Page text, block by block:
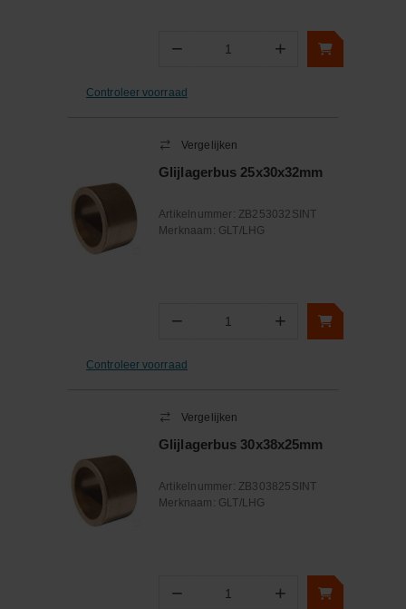
− Aantal +
Controleer voorraad
Vergelijken
Glijlagerbus 25x30x32mm
Artikelnummer: ZB253032SINT
Merknaam: GLT/LHG
− Aantal +
Controleer voorraad
Vergelijken
Glijlagerbus 30x38x25mm
Artikelnummer: ZB303825SINT
Merknaam: GLT/LHG
− Aantal +